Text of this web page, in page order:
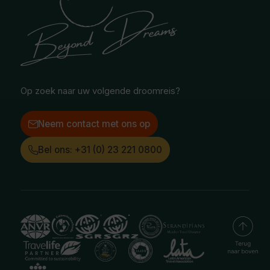
Poolgebied
Safari & Wildlife reizen
Selfdrive reizen
Treinreizen
Reisvoorwaarden
Vacatures
Facebook
Instagram
Op zoek naar uw volgende droomreis?
Neem contact met ons op
Bel ons: +31 (0) 23 221 0800